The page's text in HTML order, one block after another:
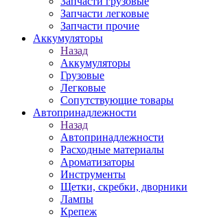
Запчасти легковые
Запчасти прочие
Аккумуляторы
Назад
Аккумуляторы
Грузовые
Легковые
Сопутствующие товары
Автопринадлежности
Назад
Автопринадлежности
Расходные материалы
Ароматизаторы
Инструменты
Щетки, скребки, дворники
Лампы
Крепеж